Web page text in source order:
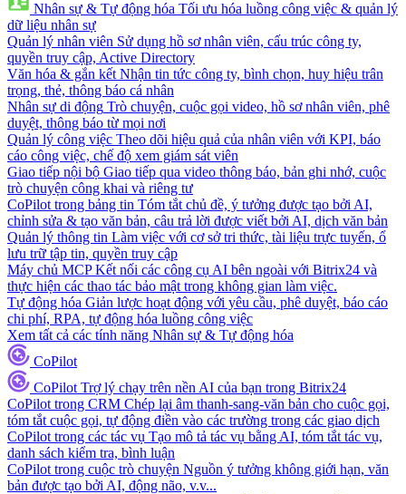
Nhân sự & Tự động hóa Tối ưu hóa luồng công việc & quản lý
dữ liệu nhân sự
Quản lý nhân viên Sử dụng hồ sơ nhân viên, cấu trúc công ty,
quyền truy cập, Active Directory
Văn hóa & gắn kết Nhận tin tức công ty, bình chọn, huy hiệu trân
trọng, thẻ, thông báo cá nhân
Nhân sự di động Trò chuyện, cuộc gọi video, hồ sơ nhân viên, phê
duyệt, thông báo từ mọi nơi
Quản lý công việc Theo dõi hiệu quả của nhân viên với KPI, báo
cáo công việc, chế độ xem giám sát viên
Giao tiếp nội bộ Giao tiếp qua video thông báo, bản ghi nhớ, cuộc
trò chuyện công khai và riêng tư
CoPilot trong bảng tin Tóm tắt chủ đề, ý tưởng được tạo bởi AI,
chỉnh sửa & tạo văn bản, câu trả lời được viết bởi AI, dịch văn bản
Quản lý thông tin Làm việc với cơ sở tri thức, tài liệu trực tuyến, ổ
lưu trữ tập tin, quyền truy cập
Máy chủ MCP Kết nối các công cụ AI bên ngoài với Bitrix24 và
thực hiện các thao tác bảo mật trong không gian làm việc.
Tự động hóa Giản lược hoạt động với yêu cầu, phê duyệt, báo cáo
chi phí, RPA, tự động hóa luồng công việc
Xem tất cả các tính năng Nhân sự & Tự động hóa
CoPilot
CoPilot Trợ lý chạy trên nền AI của bạn trong Bitrix24
CoPilot trong CRM Chép lại âm thanh-sang-văn bản cho cuộc gọi,
tóm tắt cuộc gọi, tự động điền vào các trường trong các giao dịch
CoPilot trong các tác vụ Tạo mô tả tác vụ bằng AI, tóm tắt tác vụ,
danh sách kiểm tra, bình luận
CoPilot trong cuộc trò chuyện Nguồn ý tưởng không giới hạn, văn
bản được tạo bởi AI, động não, v.v...